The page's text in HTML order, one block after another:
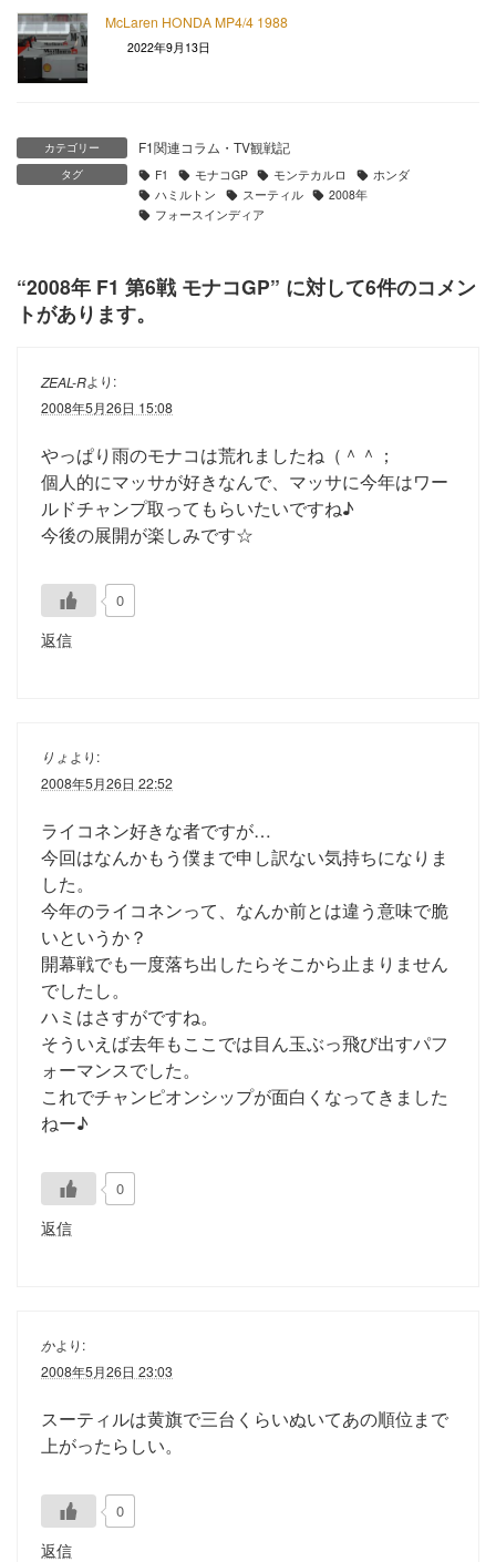
McLaren HONDA MP4/4 1988
2022年9月13日
カテゴリー F1関連コラム・TV観戦記
タグ F1 モナコGP モンテカルロ
ホンダ
ハミルトン
スーティル
2008年
フォースインディア
“2008年 F1 第6戦 モナコGP” に対して6件のコメン
トがあります。
ZEAL-Rより:
2008年5月26日 15:08
やっぱり雨のモナコは荒れましたね（＾＾；
個人的にマッサが好きなんで、マッサに今年はワー
ルドチャンプ取ってもらいたいですね♪
今後の展開が楽しみです☆
0
返信
りょ より:
2008年5月26日 22:52
ライコネン好きな者ですが…
今回はなんかもう僕まで申し訳ない気持ちになりま
した。
今年のライコネンって、なんか前とは違う意味で脆
いというか？
開幕戦でも一度落ち出したらそこから止まりません
でしたし。
ハミはさすがですね。
そういえば去年もここでは目ん玉ぶっ飛び出すパフ
ォーマンスでした。
これでチャンピオンシップが面白くなってきました
ねー♪
0
返信
かより:
2008年5月26日 23:03
スーティルは黄旗で三台くらいぬいてあの順位まで
上がったらしい。
0
返信